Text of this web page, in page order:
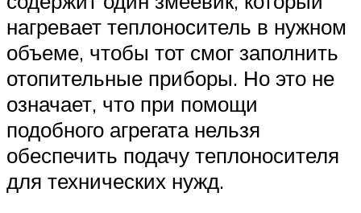
нагревает теплоноситель в нужном
объеме, чтобы тот смог заполнить
отопительные приборы. Но это не
означает, что при помощи
подобного агрегата нельзя
обеспечить подачу теплоносителя
для технических нужд.